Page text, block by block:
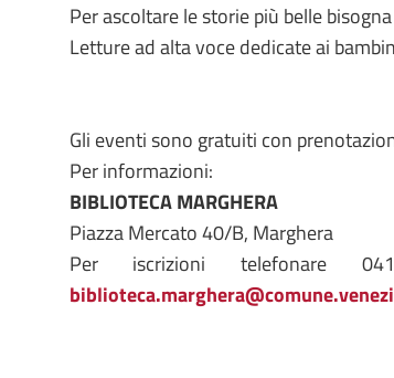
Per ascoltare le storie più belle
Letture ad alta voce dedicate ai
Gli eventi sono gratuiti con
Per informazioni:
BIBLIOTECA MARGHERA
Piazza Mercato 40/B, Marghera
Per iscrizioni telefonare